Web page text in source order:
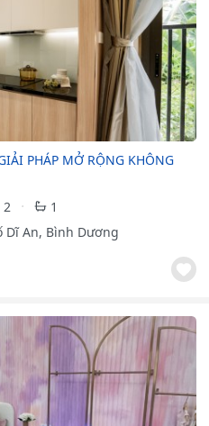
PHÁP MỞ RỘNG KHÔNG
2
1
Dĩ An, Bình Dương